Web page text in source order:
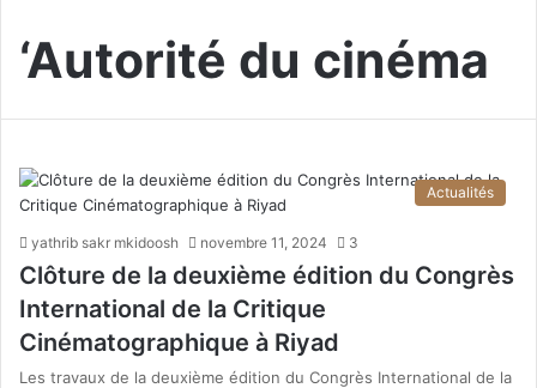
‘Autorité du cinéma
Actualités
yathrib sakr mkidoosh novembre 11, 2024 3
Clôture de la deuxième édition du Congrès
International de la Critique
Cinématographique à Riyad
Les travaux de la deuxième édition du Congrès International de la